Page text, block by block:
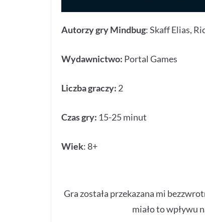
Autorzy gry Mindbug: Skaff Elias,
Wydawnictwo: Portal Games
Liczba graczy: 2
Czas gry: 15-25 minut
Wiek: 8+
Gra została przekazana mi
miało to wpływu